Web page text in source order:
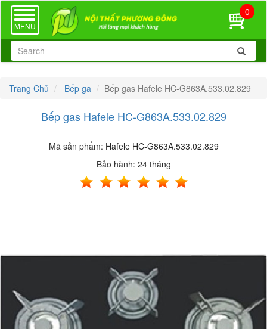
TOGGLE
NAVIGATION
MENU
0
Trang Chủ Bếp ga Bếp gas Hafele HC-G863A.533.02.829
Bếp gas Hafele HC-G863A.533.02.829
Mã sản phẩm: Hafele HC-G863A.533.02.829
Bảo hành: 24 tháng